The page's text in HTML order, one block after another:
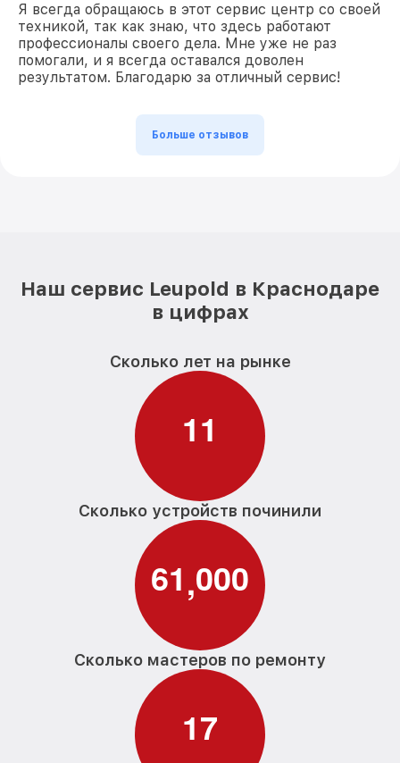
Я всегда обращаюсь в этот сервис центр со своей
техникой, так как знаю, что здесь работают
профессионалы своего дела. Мне уже не раз
помогали, и я всегда оставался доволен
результатом. Благодарю за отличный сервис!
Больше отзывов
Наш сервис Leupold в Краснодаре
в цифрах
Сколько лет на рынке
11
Сколько устройств починили
61,000
Сколько мастеров по ремонту
17